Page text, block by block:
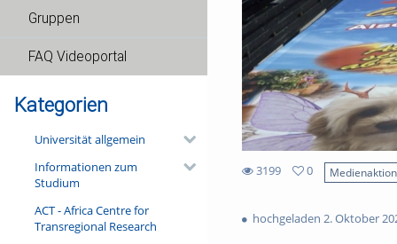
Gruppen
FAQ Videoportal
Kategorien
Universität allgemein
Informationen zum
Studium
ACT - Africa Centre for
Transregional Research
3199
views
0
hochgeladen 2. Oktober